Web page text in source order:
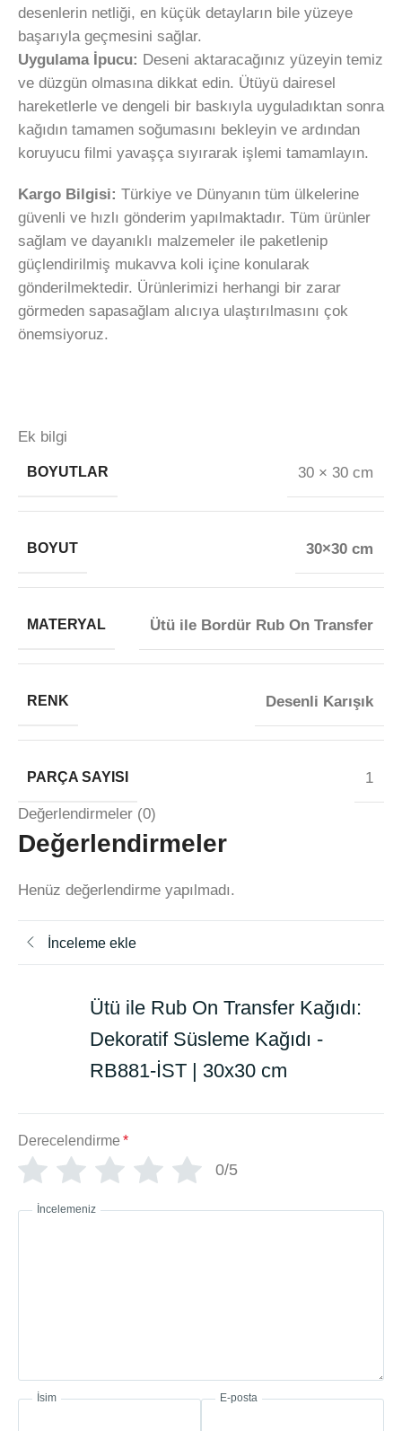
desenlerin netliği, en küçük detayların bile yüzeye
başarıyla geçmesini sağlar.
Uygulama İpucu: Deseni aktaracağınız yüzeyin temiz
ve düzgün olmasına dikkat edin. Ütüyü dairesel
hareketlerle ve dengeli bir baskıyla uyguladıktan sonra
kağıdın tamamen soğumasını bekleyin ve ardından
koruyucu filmi yavaşça sıyırarak işlemi tamamlayın.
Kargo Bilgisi: Türkiye ve Dünyanın tüm ülkelerine
güvenli ve hızlı gönderim yapılmaktadır. Tüm ürünler
sağlam ve dayanıklı malzemeler ile paketlenip
güçlendirilmiş mukavva koli içine konularak
gönderilmektedir. Ürünlerimizi herhangi bir zarar
görmeden sapasağlam alıcıya ulaştırılmasını çok
önemsiyoruz.
Ek bilgi
BOYUTLAR 30 × 30 cm
BOYUT 30×30 cm
MATERYAL Ütü ile Bordür Rub On Transfer
RENK Desenli Karışık
PARÇA SAYISI 1
Değerlendirmeler (0)
Değerlendirmeler
Henüz değerlendirme yapılmadı.
İnceleme ekle
Ütü ile Rub On Transfer Kağıdı:
Dekoratif Süsleme Kağıdı -
RB881-İST | 30x30 cm
Derecelendirme *
0/5
İncelemeniz
İsim E-posta